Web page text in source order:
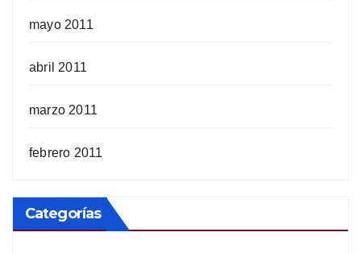
mayo 2011
abril 2011
marzo 2011
febrero 2011
Categorías